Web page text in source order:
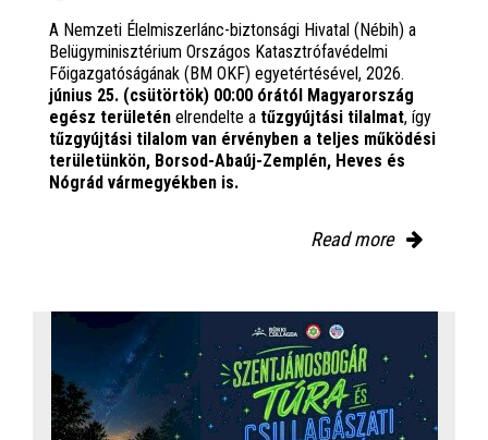
A Nemzeti Élelmiszerlánc-biztonsági Hivatal (Nébih) a
Belügyminisztérium Országos Katasztrófavédelmi
Főigazgatóságának (BM OKF) egyetértésével, 2026.
június 25. (csütörtök) 00:00 órától Magyarország
egész területén elrendelte a tűzgyújtási tilalmat, így
tűzgyújtási tilalom van érvényben a teljes működési
területünkön, Borsod-Abaúj-Zemplén, Heves és
Nógrád vármegyékben is.
Read more